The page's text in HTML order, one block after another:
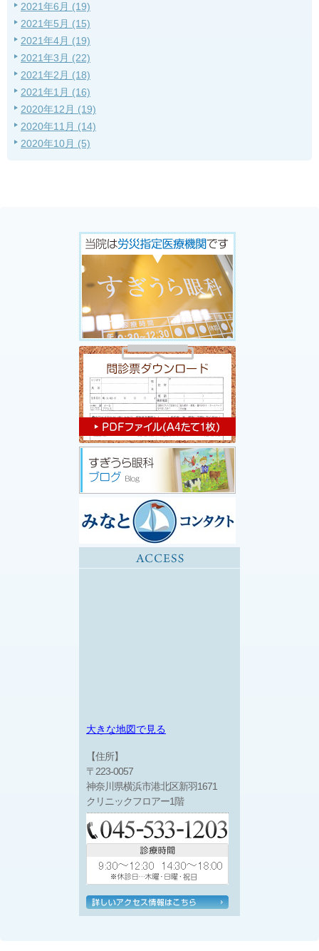
2021年6月 (19)
2021年5月 (15)
2021年4月 (19)
2021年3月 (22)
2021年2月 (18)
2021年1月 (16)
2020年12月 (19)
2020年11月 (14)
2020年10月 (5)
大きな地図で見る
【住所】
〒223-0057
神奈川県横浜市港北区新羽1671
クリニックフロアー1階